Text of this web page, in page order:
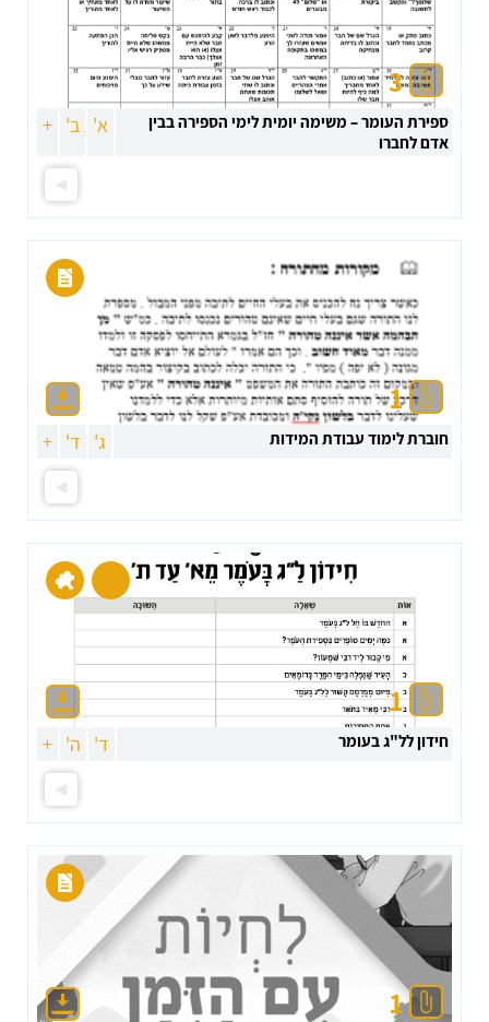
3
ספירת העומר – משימה יומית לימי הספירה בבין
אדם לחברו
א' ב' +
1
חוברת לימוד עבודת המידות ג' ד' +
1
חידון לל"ג בעומר ד' ה' +
1